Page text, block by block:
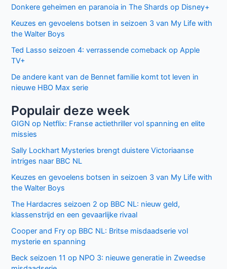
Donkere geheimen en paranoia in The Shards op Disney+
Keuzes en gevoelens botsen in seizoen 3 van My Life with
the Walter Boys
Ted Lasso seizoen 4: verrassende comeback op Apple
TV+
De andere kant van de Bennet familie komt tot leven in
nieuwe HBO Max serie
Populair deze week
GIGN op Netflix: Franse actiethriller vol spanning en elite
missies
Sally Lockhart Mysteries brengt duistere Victoriaanse
intriges naar BBC NL
Keuzes en gevoelens botsen in seizoen 3 van My Life with
the Walter Boys
The Hardacres seizoen 2 op BBC NL: nieuw geld,
klassenstrijd en een gevaarlijke rivaal
Cooper and Fry op BBC NL: Britse misdaadserie vol
mysterie en spanning
Beck seizoen 11 op NPO 3: nieuwe generatie in Zweedse